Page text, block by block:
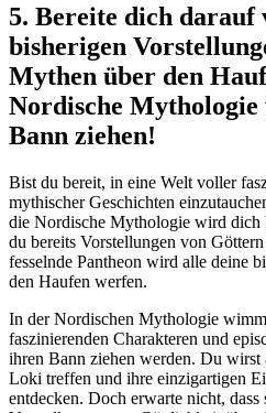
5. Bereite dich darauf
bisherigen
Mythen über den
Nordische
Bann ziehen!
Bist du bereit, in eine Welt voller
mythischer Geschichten
die Nordische Mythologie wird dich
du bereits Vorstellungen von
fesselnde Pantheon wird alle deine
den Haufen werfen.
In der Nordischen Mythologie
faszinierenden Charakteren und
ihren Bann ziehen werden. Du
Loki treffen und ihre einzigartigen
entdecken. Doch erwarte nicht,